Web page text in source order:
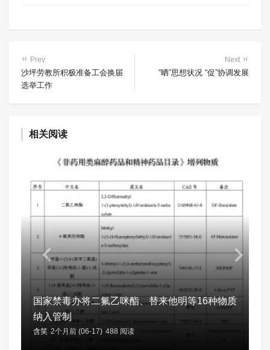
Prev
沙坪劳教所积极准备工会换届
选举工作
Next
“晒”思想状况 “促”协调发展
相关阅读
国家禁毒办将二氟乙咪酯、替来他明等16种物质
纳入管制
含笑 2个月前 (06-17) 488 阅读